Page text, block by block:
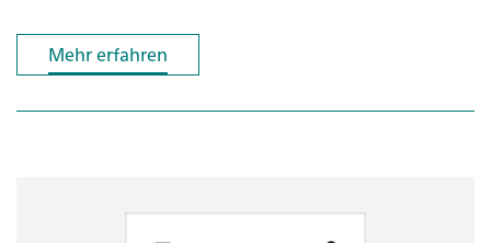
Mehr erfahren
Mehr erfahren